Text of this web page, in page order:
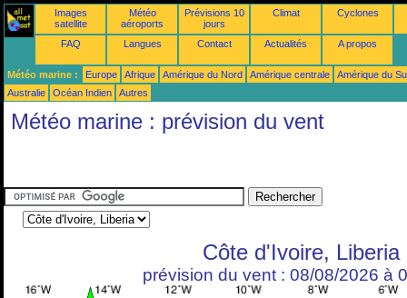
Images
satellite
Météo
aéroports
Prévisions 10
jours
Climat Cyclones
FAQ Langues Contact Actualités A propos
Météo marine : Europe Afrique Amérique du Nord Amérique centrale
Amérique du
Australie
Océan Indien Autres
Météo marine : prévision du vent
Côte d'Ivoire, Liberia
prévision du vent : 08/08/2026 à